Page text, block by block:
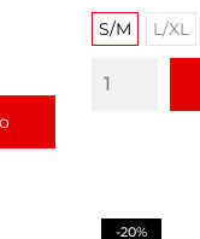
S/M L/XL
-20%